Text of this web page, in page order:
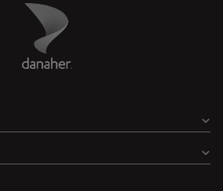
Danaher Logo